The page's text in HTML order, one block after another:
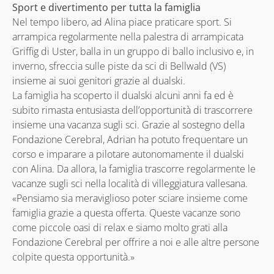
Sport e divertimento per tutta la famiglia
Nel tempo libero, ad Alina piace praticare sport. Si
arrampica regolarmente nella palestra di arrampicata
Griffig di Uster, balla in un gruppo di ballo inclusivo e, in
inverno, sfreccia sulle piste da sci di Bellwald (VS)
insieme ai suoi genitori grazie al dualski.
La famiglia ha scoperto il dualski alcuni anni fa ed è
subito rimasta entusiasta dell’opportunità di trascorrere
insieme una vacanza sugli sci. Grazie al sostegno della
Fondazione Cerebral, Adrian ha potuto frequentare un
corso e imparare a pilotare autonomamente il dualski
con Alina. Da allora, la famiglia trascorre regolarmente le
vacanze sugli sci nella località di villeggiatura vallesana.
«Pensiamo sia meraviglioso poter sciare insieme come
famiglia grazie a questa offerta. Queste vacanze sono
come piccole oasi di relax e siamo molto grati alla
Fondazione Cerebral per offrire a noi e alle altre persone
colpite questa opportunità.»